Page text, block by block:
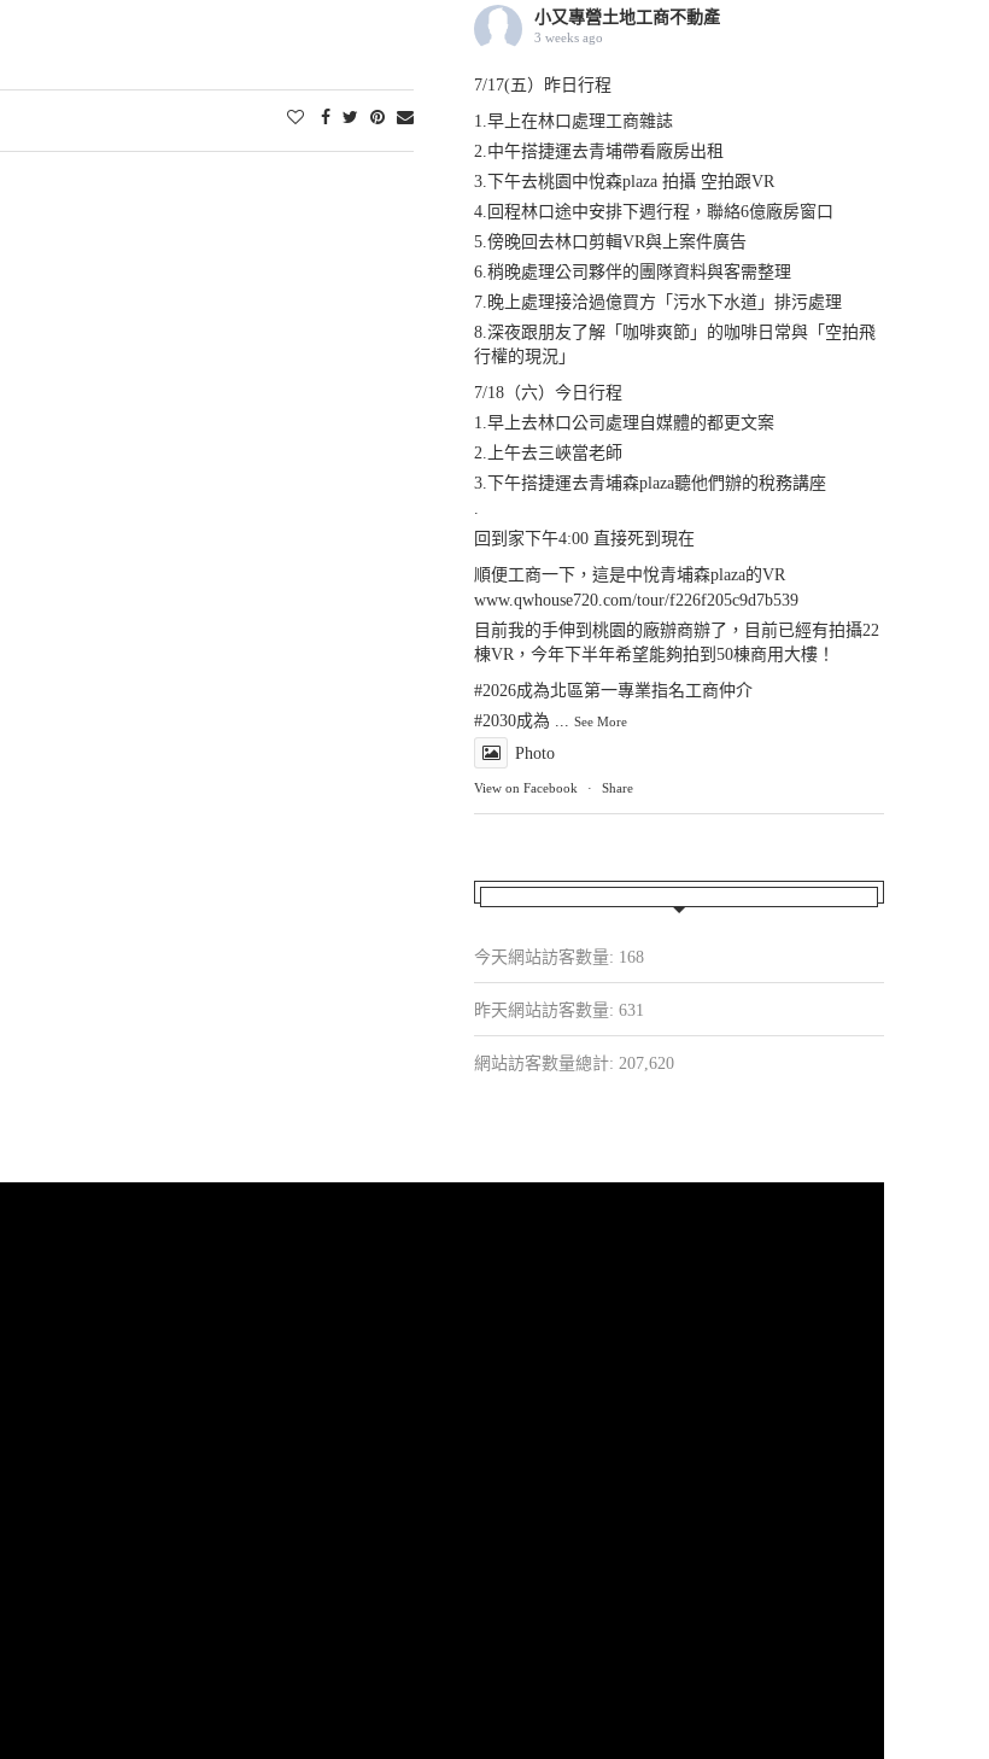
小又專營土地工商不動產
3 weeks ago
7/17(五）昨日行程
1.早上在林口處理工商雜誌
2.中午搭捷運去青埔帶看廠房出租
3.下午去桃園中悅森plaza 拍攝 空拍跟VR
4.回程林口途中安排下週行程，聯絡6億廠房窗口
5.傍晚回去林口剪輯VR與上案件廣告
6.稍晚處理公司夥伴的團隊資料與客需整理
7.晚上處理接洽過億買方「污水下水道」排污處理
8.深夜跟朋友了解「咖啡爽節」的咖啡日常與「空拍飛
行權的現況」
7/18（六）今日行程
1.早上去林口公司處理自媒體的都更文案
2.上午去三峽當老師
3.下午搭捷運去青埔森plaza聽他們辦的稅務講座
.
回到家下午4:00 直接死到現在
順便工商一下，這是中悅青埔森plaza的VR
www.qwhouse720.com/tour/f226f205c9d7b539
目前我的手伸到桃園的廠辦商辦了，目前已經有拍攝22
棟VR，今年下半年希望能夠拍到50棟商用大樓！
#2026成為北區第一專業指名工商仲介
#2030成為 ... See More
Photo
View on Facebook · Share
今天網站訪客數量: 168
昨天網站訪客數量: 631
網站訪客數量總計: 207,620